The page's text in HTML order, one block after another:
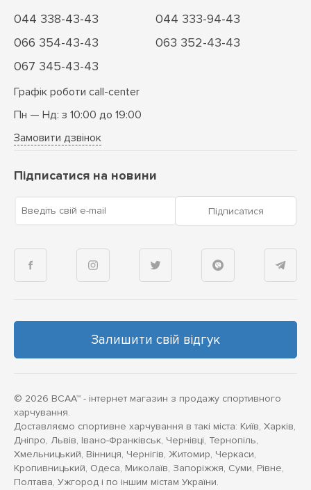
044 338-43-43
044 333-94-43
066 354-43-43
063 352-43-43
067 345-43-43
Графік роботи call-center
Пн — Нд: з 10:00 до 19:00
Замовити дзвінок
Підписатися на новини
Введіть свій e-mail Підписатися
Залишити свій відгук
© 2026 BCAA™ - інтернет магазин з продажу спортивного
харчування.
Доставляємо спортивне харчування в такі міста: Київ, Харків,
Дніпро, Львів, Івано-Франківськ, Чернівці, Тернопіль,
Хмельницький, Вінниця, Чернігів, Житомир, Черкаси,
Кропивницький, Одеса, Миколаїв, Запоріжжя, Суми, Рівне,
Полтава, Ужгород і по іншим містам України.